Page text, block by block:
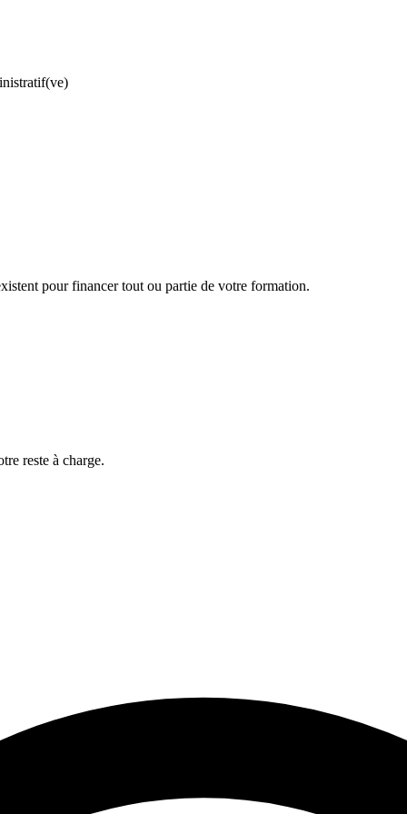
à l'interne et à l'externe
d'une structure médicale
éléments
le suivi et la coordination du parcours du patient
pour financer tout ou partie de votre formation.
reste à charge.